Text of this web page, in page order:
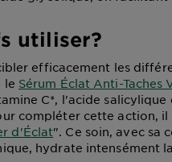
utiliser?
efficacement les
le Sérum Éclat Anti-Taches
C*, l'acide salicylique
compléter cette action, il
d'Éclat". Ce soin, avec sa
hydrate intensément